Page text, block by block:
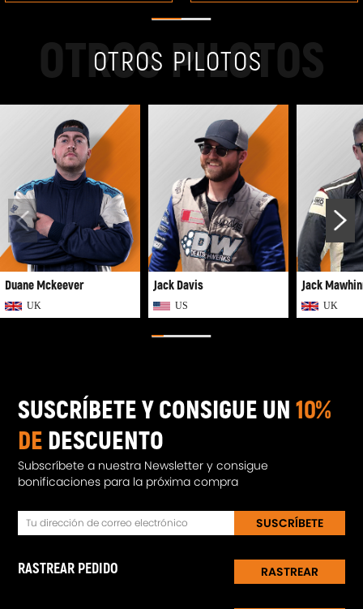
OTROS PILOTOS
OTROS PILOTOS
Duane Mckeever
UK
Jack Davis
US
Jack
UK
SUSCRÍBETE Y CONSIGUE UN10%
DE DESCUENTO
Subscríbete a nuestra Newsletter y consigue
bonificaciones para la próxima compra
SUSCRÍBETE
RASTREAR PEDIDO RASTREAR